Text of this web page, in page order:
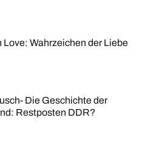
Love: Wahrzeichen der Liebe
Die Geschichte der
Restposten DDR?